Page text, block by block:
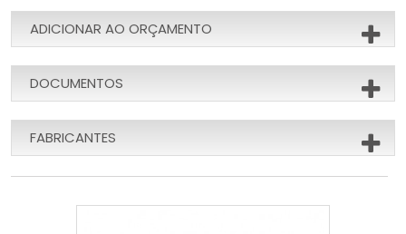
ADICIONAR AO ORÇAMENTO
DOCUMENTOS
FABRICANTES